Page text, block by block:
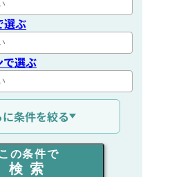
選ぶ
で選ぶ
選ぶ
に条件を絞る
この条件で
検索